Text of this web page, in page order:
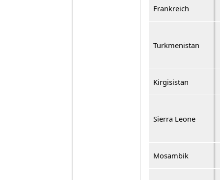
Frankreich
Turkmenistan
Kirgisistan
Sierra Leone
Mosambik